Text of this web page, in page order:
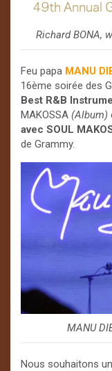
Richard BONA,
Feu papa MANU
16ème soirée des
Best R&B
MAKOSSA (Album)
avec SOUL
de Grammy.
MANU
Nous souhaitons